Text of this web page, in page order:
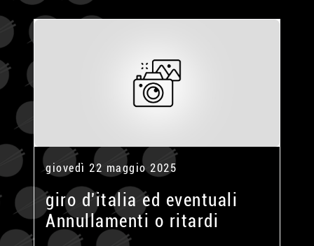
giovedì 22 maggio 2025
giro d'italia ed eventuali
Annullamenti o ritardi